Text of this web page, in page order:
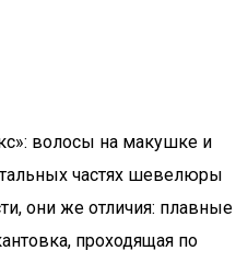
волосы на макушке и
частях шевелюры
они же отличия: плавные
проходящая по